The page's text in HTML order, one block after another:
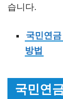
습니다.
국민연
방법
국민연